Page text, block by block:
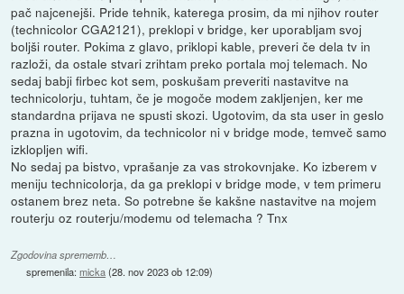
pač najcenejši. Pride tehnik, katerega prosim, da mi njihov router
(technicolor CGA2121), preklopi v bridge, ker uporabljam svoj
boljši router. Pokima z glavo, priklopi kable, preveri če dela tv in
razloži, da ostale stvari zrihtam preko portala moj telemach. No
sedaj babji firbec kot sem, poskušam preveriti nastavitve na
technicolorju, tuhtam, če je mogoče modem zakljenjen, ker me
standardna prijava ne spusti skozi. Ugotovim, da sta user in geslo
prazna in ugotovim, da technicolor ni v bridge mode, temveč samo
izklopljen wifi.
No sedaj pa bistvo, vprašanje za vas strokovnjake. Ko izberem v
meniju technicolorja, da ga preklopi v bridge mode, v tem primeru
ostanem brez neta. So potrebne še kakšne nastavitve na mojem
routerju oz routerju/modemu od telemacha ? Tnx
Zgodovina sprememb…
spremenila:micka(28. nov 2023 ob 12:09)